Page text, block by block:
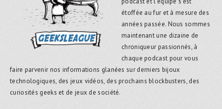
étoffée au fur et à mesure des
années passée. Nous sommes
maintenant une dizaine de
chroniqueur passionnés, à
chaque podcast pour vous
faire parvenir nos informations glanées sur derniers bijoux
technologiques, des jeux vidéos, des prochains blockbusters, des
curiosités geeks et de jeux de société.